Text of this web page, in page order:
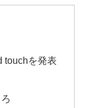
touchを発表